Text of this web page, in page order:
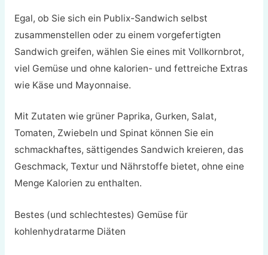
Egal, ob Sie sich ein Publix-Sandwich selbst
zusammenstellen oder zu einem vorgefertigten
Sandwich greifen, wählen Sie eines mit Vollkornbrot,
viel Gemüse und ohne kalorien- und fettreiche Extras
wie Käse und Mayonnaise.
Mit Zutaten wie grüner Paprika, Gurken, Salat,
Tomaten, Zwiebeln und Spinat können Sie ein
schmackhaftes, sättigendes Sandwich kreieren, das
Geschmack, Textur und Nährstoffe bietet, ohne eine
Menge Kalorien zu enthalten.
Bestes (und schlechtestes) Gemüse für
kohlenhydratarme Diäten